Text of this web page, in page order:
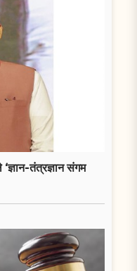
तंत्रज्ञान संगम